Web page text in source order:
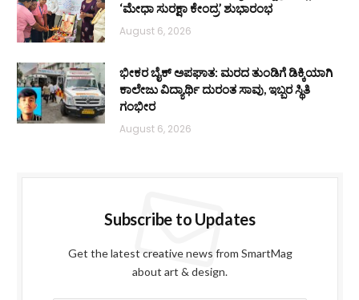
‘ಮೇಧಾ ಸುರಕ್ಷಾ ಕೇಂದ್ರ’ ಶುಭಾರಂಭ
August 6, 2026
ಭೀಕರ ಬೈಕ್ ಅಪಘಾತ: ಮರದ ತುಂಡಿಗೆ ಡಿಕ್ಕಿಯಾಗಿ
ಕಾಲೇಜು ವಿದ್ಯಾರ್ಥಿ ದುರಂತ ಸಾವು, ಇಬ್ಬರ ಸ್ಥಿತಿ
ಗಂಭೀರ
August 6, 2026
Subscribe to Updates
Get the latest creative news from SmartMag
about art & design.